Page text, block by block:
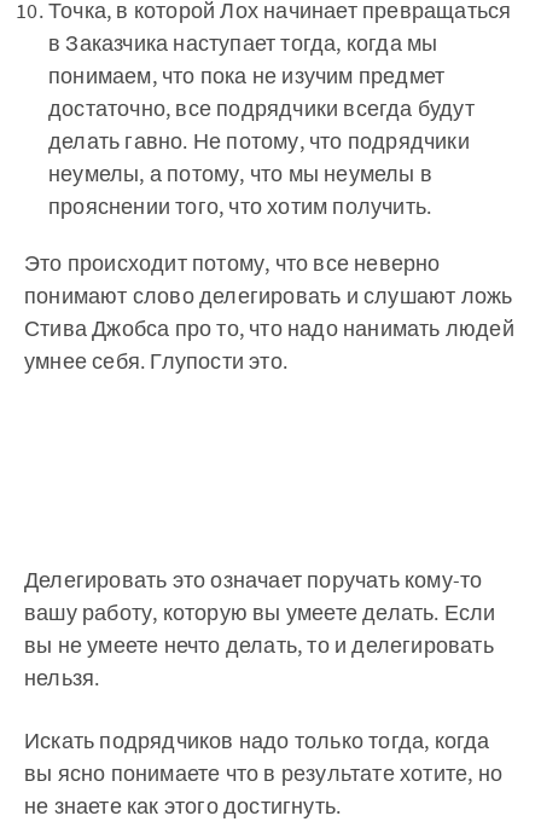
Точка, в которой Лох начинает превращаться
в Заказчика наступает тогда, когда мы
понимаем, что пока не изучим предмет
достаточно, все подрядчики всегда будут
делать гавно. Не потому, что подрядчики
неумелы, а потому, что мы неумелы в
прояснении того, что хотим получить.
Это происходит потому, что все неверно
понимают слово делегировать и слушают ложь
Стива Джобса про то, что надо нанимать людей
умнее себя. Глупости это.
Делегировать это означает поручать кому-то
вашу работу, которую вы умеете делать. Если
вы не умеете нечто делать, то и делегировать
нельзя.
Искать подрядчиков надо только тогда, когда
вы ясно понимаете что в результате хотите, но
не знаете как этого достигнуть.